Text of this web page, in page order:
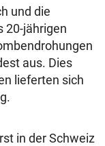
und die
20-jährigen
aus. Dies
lieferten sich
in der Schweiz